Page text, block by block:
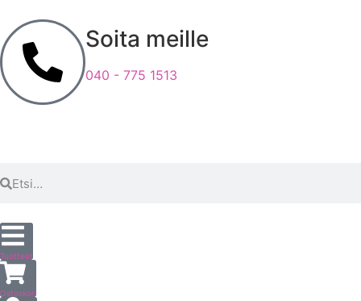
Soita meille
040 - 775 1513
Tuotteet
Ostoskori